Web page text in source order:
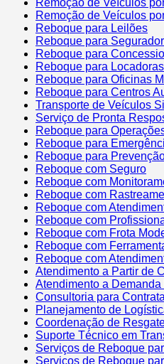
Remoção de Veículos
Remoção de Veículos
Reboque para Leilões
Reboque para
Reboque para
Reboque para
Reboque para Oficinas
Reboque para Centros
Transporte de Veículos
Serviço de Pronta
Reboque para
Reboque para
Reboque para
Reboque com Seguro
Reboque com
Reboque com
Reboque com
Reboque com
Reboque com Frota
Reboque com
Reboque com
Atendimento a Partir de
Atendimento a
Consultoria para
Planejamento de
Coordenação de
Suporte Técnico em
Serviços de Reboque
Serviços de Reboque